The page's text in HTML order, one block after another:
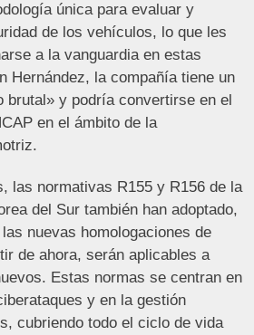
única para evaluar y
de los vehículos, lo que les
a la vanguardia en estas
Hernández, la compañía tiene un
brutal» y podría convertirse en el
en el ámbito de la
las normativas R155 y R156 de la
del Sur también han adoptado,
nuevas homologaciones de
de ahora, serán aplicables a
Estas normas se centran en
y en la gestión
cubriendo todo el ciclo de vida